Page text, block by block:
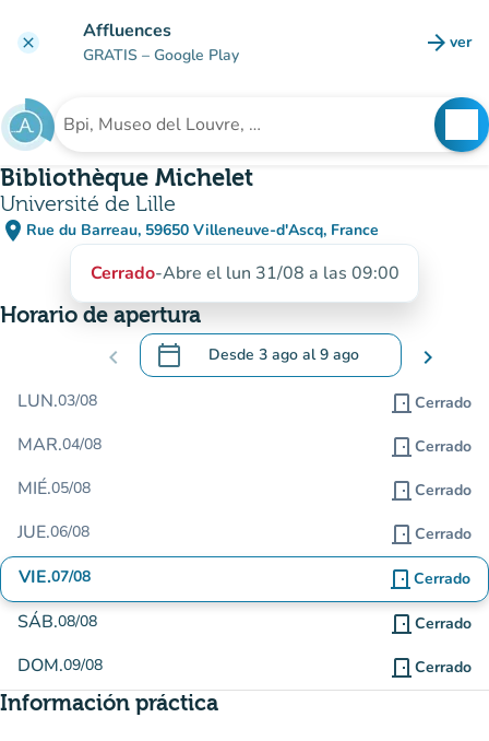
clear Affluences
GRATIS – Google Play arrow_forward ver
Buscar un establecimiento
Bibliothèque Michelet
Université de Lille
place Rue du Barreau, 59650 Villeneuve-d'Ascq, France
(abrir en Google Maps)
(nueva pestaña)
Cerrado-Abre el lun 31/08 a las 09:00
Horario de apertura
chevron_left calendar_today Desde 3 ago al9 ago
.Abra el calendario para cambiar las
chevron_right
LUN.03/08 door_front Cerrado
MAR.04/08 door_front Cerrado
MIÉ.05/08 door_front Cerrado
JUE.06/08 door_front Cerrado
VIE.07/08 door_front Cerrado
SÁB.08/08 door_front Cerrado
DOM.09/08 door_front Cerrado
Información práctica